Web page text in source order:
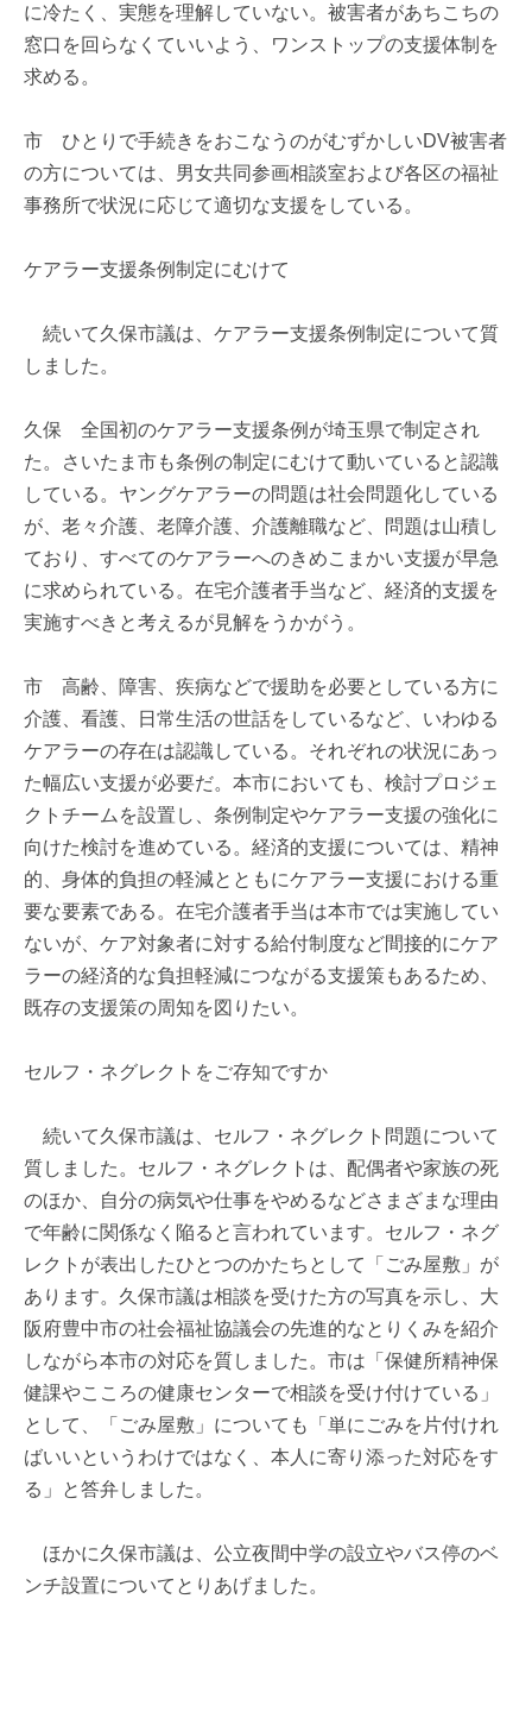
に冷たく、実態を理解していない。被害者があちこちの
窓口を回らなくていいよう、ワンストップの支援体制を
求める。
市 ひとりで手続きをおこなうのがむずかしいDV被害者
の方については、男女共同参画相談室および各区の福祉
事務所で状況に応じて適切な支援をしている。
ケアラー支援条例制定にむけて
続いて久保市議は、ケアラー支援条例制定について質
しました。
久保 全国初のケアラー支援条例が埼玉県で制定され
た。さいたま市も条例の制定にむけて動いていると認識
している。ヤングケアラーの問題は社会問題化している
が、老々介護、老障介護、介護離職など、問題は山積し
ており、すべてのケアラーへのきめこまかい支援が早急
に求められている。在宅介護者手当など、経済的支援を
実施すべきと考えるが見解をうかがう。
市 高齢、障害、疾病などで援助を必要としている方に
介護、看護、日常生活の世話をしているなど、いわゆる
ケアラーの存在は認識している。それぞれの状況にあっ
た幅広い支援が必要だ。本市においても、検討プロジェ
クトチームを設置し、条例制定やケアラー支援の強化に
向けた検討を進めている。経済的支援については、精神
的、身体的負担の軽減とともにケアラー支援における重
要な要素である。在宅介護者手当は本市では実施してい
ないが、ケア対象者に対する給付制度など間接的にケア
ラーの経済的な負担軽減につながる支援策もあるため、
既存の支援策の周知を図りたい。
セルフ・ネグレクトをご存知ですか
続いて久保市議は、セルフ・ネグレクト問題について
質しました。セルフ・ネグレクトは、配偶者や家族の死
のほか、自分の病気や仕事をやめるなどさまざまな理由
で年齢に関係なく陥ると言われています。セルフ・ネグ
レクトが表出したひとつのかたちとして「ごみ屋敷」が
あります。久保市議は相談を受けた方の写真を示し、大
阪府豊中市の社会福祉協議会の先進的なとりくみを紹介
しながら本市の対応を質しました。市は「保健所精神保
健課やこころの健康センターで相談を受け付けている」
として、「ごみ屋敷」についても「単にごみを片付けれ
ばいいというわけではなく、本人に寄り添った対応をす
る」と答弁しました。
ほかに久保市議は、公立夜間中学の設立やバス停のベ
ンチ設置についてとりあげました。